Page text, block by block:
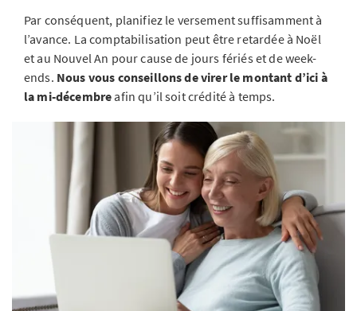
Par conséquent, planifiez le versement suffisamment à
l’avance. La comptabilisation peut être retardée à Noël
et au Nouvel An pour cause de jours fériés et de week-
ends. Nous vous conseillons de virer le montant d’ici à
la mi-décembreafin qu’il soit crédité à temps.